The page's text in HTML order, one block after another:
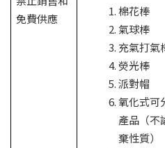
免費供應
棉花棒
氣球棒
充氣打氣
熒光棒
派對帽
氧化式可
產品（不
棄性質）